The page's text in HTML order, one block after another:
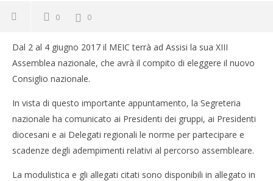
0 0
Dal 2 al 4 giugno 2017 il MEIC terrà ad Assisi la sua XIII
Assemblea nazionale, che avrà il compito di eleggere il nuovo
Consiglio nazionale.
In vista di questo importante appuntamento, la Segreteria
nazionale ha comunicato ai Presidenti dei gruppi, ai Presidenti
diocesani e ai Delegati regionali le norme per partecipare e
scadenze degli adempimenti relativi al percorso assembleare.
La modulistica e gli allegati citati sono disponibili in allegato in